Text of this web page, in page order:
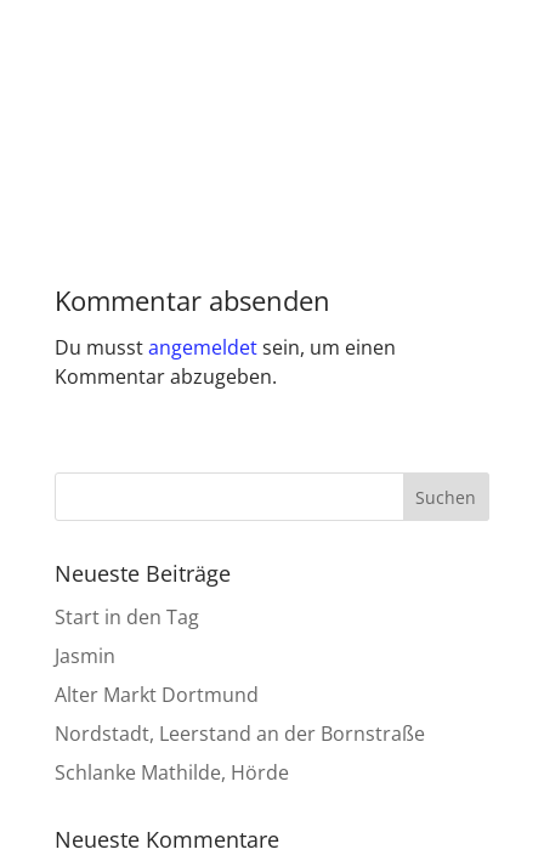
Kommentar absenden
Du musstangemeldetsein, um einen
Kommentar abzugeben.
Neueste Beiträge
Start in den Tag
Jasmin
Alter Markt Dortmund
Nordstadt, Leerstand an der Bornstraße
Schlanke Mathilde, Hörde
Neueste Kommentare